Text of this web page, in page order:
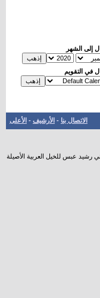
إلى الشهر
في التقويم
الاتصال بنا - الأرشيف - الأعلى
رشيد عبس للخيل العربية الأصيلة